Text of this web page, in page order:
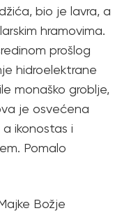
bio je lavra, a
hramovima.
prošlog
hidroelektrane
monaško groblje,
je osvećena
a ikonostas i
Pomalo
Božje